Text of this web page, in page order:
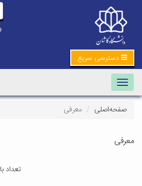
دسترسی سریع
Toggle navigation
صفحه‌اصلی معرفی
معرفی
تعداد